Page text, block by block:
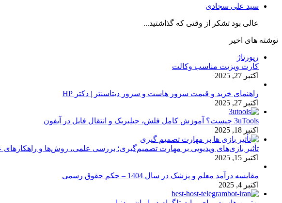
سید علی سجادی
عالی بود تشکر از وقتی که گذاشتید...
نوشته های اخیر
رپورتاژ
کارت ویزیت مناسب وکالت
اکتبر 27, 2025
راهنمای خرید و قیمت سرور هاست و سرور دیتاسنتر | دکتر HP
اکتبر 27, 2025
3uTools چیست؟ آموزش کامل فلش، جیلبریک و انتقال فایل در آیفون
اکتبر 18, 2025
تأثیر بازی‌های ویدیویی بر مهارت تصمیم‌گیری؛ بررسی علمی، روش‌ها و راهکارهای
اکتبر 15, 2025
مقایسه درآمد معلم و پزشک در سال 1404 – حکم حقوق رسمی
اکتبر 4, 2025